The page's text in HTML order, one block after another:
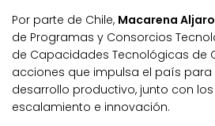
Por parte de Chile, Macarena
de Programas y Consorcios
de Capacidades Tecnológicas de
acciones que impulsa el país para
desarrollo productivo, junto con
escalamiento e innovación.